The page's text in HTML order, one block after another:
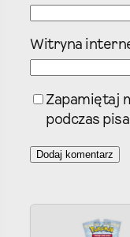
Witryna
Zapamiętaj
podczas
l